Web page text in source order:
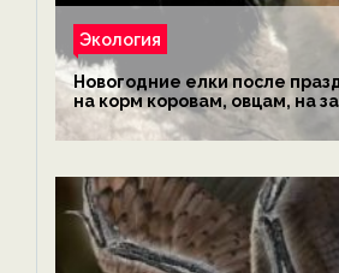
Экология
Новогодние елки после
на корм коровам, овцам, на
обезьянам, львам и
экологии на ECOportal